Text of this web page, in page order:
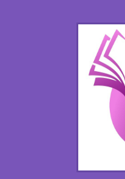
فرهی
باران
سلطانی
بهاره شیرازی
فرخی